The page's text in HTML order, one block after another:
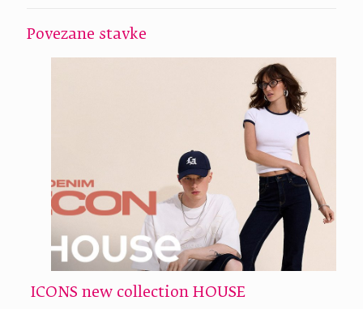
Povezane stavke
ICONS new collection HOUSE